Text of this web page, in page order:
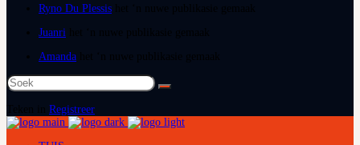
Ryno Du Plessis
Juanri
Amanda
Soek
na:
Registreer